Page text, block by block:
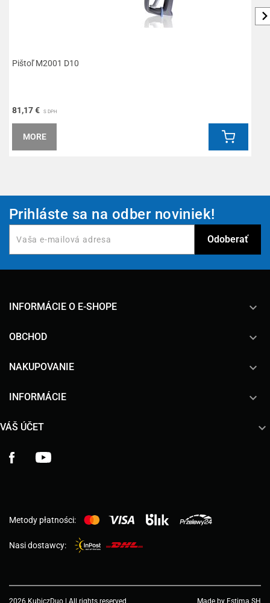
Pištoľ M2001 D10
81,17 € S DPH
MORE
Prihláste sa na odber noviniek!
INFORMÁCIE O E-SHOPE keyboard_arrow_down
OBCHOD 
NAKUPOVANIE 
INFORMÁCIE 
VÁŠ ÚČET 
Facebook
Metody płatności:
Nasi dostawcy:
2026 KubiczDuo | All rights reserved Made by Estima SH